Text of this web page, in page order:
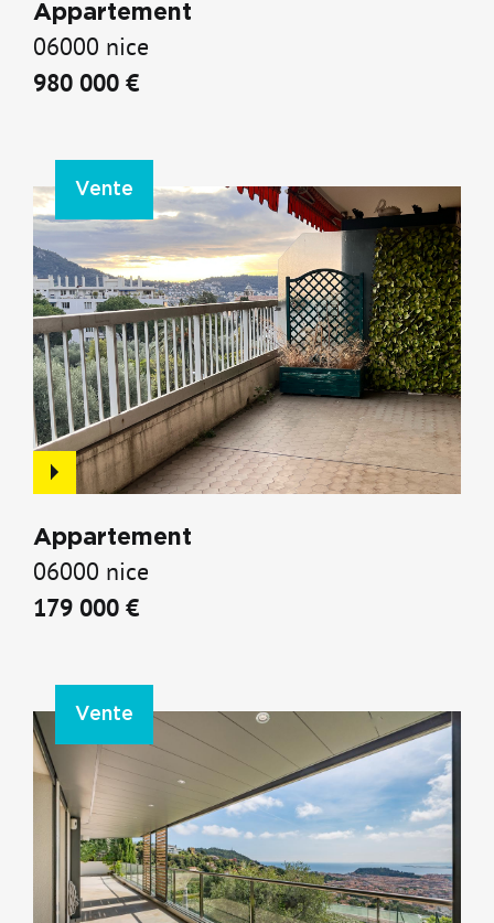
Appartement
06000 nice
980 000 €
Vente
Appartement
06000 nice
179 000 €
Vente